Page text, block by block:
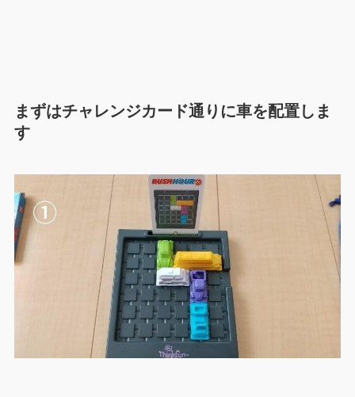
まずはチャレンジカード通りに車を配置しま
す